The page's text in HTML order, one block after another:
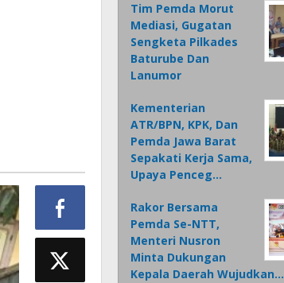
Tim Pemda Morut
Mediasi, Gugatan
Sengketa Pilkades
Baturube Dan
Lanumor
Kementerian
ATR/BPN, KPK, Dan
Pemda Jawa Barat
Sepakati Kerja Sama,
Upaya Penceg…
Rakor Bersama
Pemda Se-NTT,
Menteri Nusron
Minta Dukungan
Kepala Daerah Wujudkan…